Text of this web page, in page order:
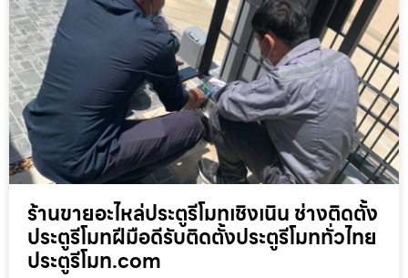
ร้านขายอะไหล่ประตูรีโมทเชิงเนิน ช่างติดตั้ง
ประตูรีโมทฝีมือดีรับติดตั้งประตูรีโมททั่วไทย
ประตูรีโมท.com